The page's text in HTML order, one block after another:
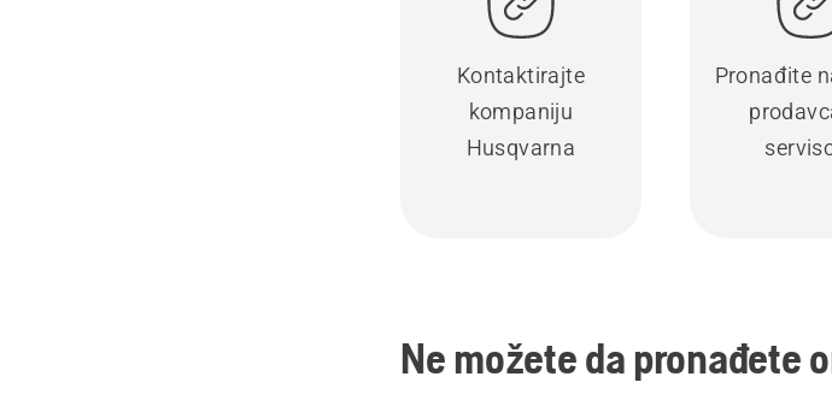
Kontaktirajte
kompaniju
Husqvarna
Pronađite
Ne možete da pronađete